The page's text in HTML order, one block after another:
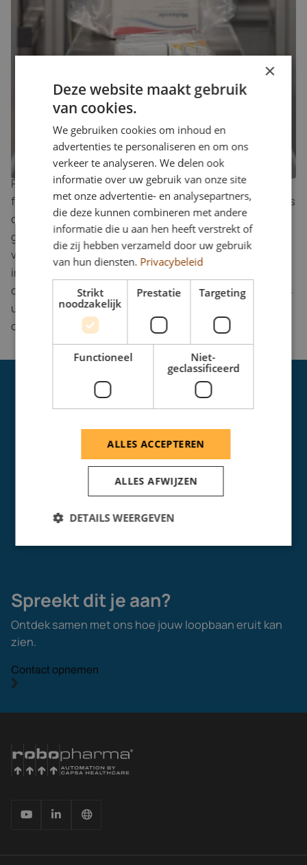
en het oplossen van onverwachte uitdagingen.
Ervaring in projectmanagement, techniek of
klantcommunicatie is een plus, maar je proactieve
minstens zo belangrijk. Je bent stressbestendig,
denkt vooruit en weet hoe je mensen mee krijgt in een
gezamenlijk doel.
Wie zijn wij bij RoboPharma?
RoboPharma is een innovatieve speler in de
farmaceutische automatisering, met een sterke focus
op klantgerichtheid en slimme technologie. We
geloven in samenwerking, transparantie en het delen
van kennis. Binnen ons bedrijf krijg je de ruimte om
initiatief te nemen, mee te denken en jezelf te
ontwikkelen. In projecten werk je samen met collega’s
uit verschillende disciplines en bouw je mee aan
oplossingen die wereldwijd impact maken.
Spreekt dit je aan?
Ontdek samen met ons hoe jouw loopbaan eruit kan
zien.
Contact opnemen
×
Deze website maakt gebruik
van cookies.
We gebruiken cookies om inhoud en
advertenties te personaliseren en om ons
verkeer te analyseren. We delen ook
informatie over uw gebruik van onze site
met onze advertentie- en analysepartners,
die deze kunnen combineren met andere
informatie die u aan hen heeft verstrekt of
die zij hebben verzameld door uw gebruik
van hun diensten. Privacybeleid
Strikt
noodzakelijk
Prestatie Targeting
Functioneel
Niet-
geclassificeerd
ALLES ACCEPTEREN
ALLES AFWIJZEN
DETAILS WEERGEVEN